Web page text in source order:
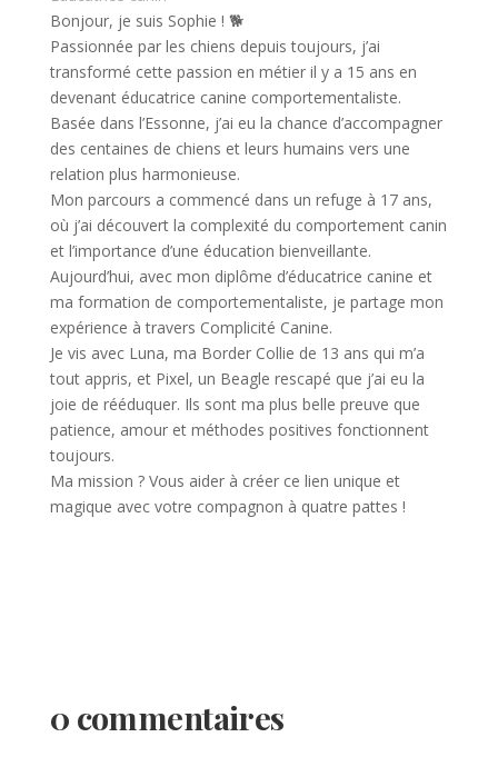
Bonjour, je suis Sophie ! 🐕
Passionnée par les chiens depuis toujours, j’ai
transformé cette passion en métier il y a 15 ans en
devenant éducatrice canine comportementaliste.
Basée dans l’Essonne, j’ai eu la chance d’accompagner
des centaines de chiens et leurs humains vers une
relation plus harmonieuse.
Mon parcours a commencé dans un refuge à 17 ans,
où j’ai découvert la complexité du comportement canin
et l’importance d’une éducation bienveillante.
Aujourd’hui, avec mon diplôme d’éducatrice canine et
ma formation de comportementaliste, je partage mon
expérience à travers Complicité Canine.
Je vis avec Luna, ma Border Collie de 13 ans qui m’a
tout appris, et Pixel, un Beagle rescapé que j’ai eu la
joie de rééduquer. Ils sont ma plus belle preuve que
patience, amour et méthodes positives fonctionnent
toujours.
Ma mission ? Vous aider à créer ce lien unique et
magique avec votre compagnon à quatre pattes !
0 commentaires